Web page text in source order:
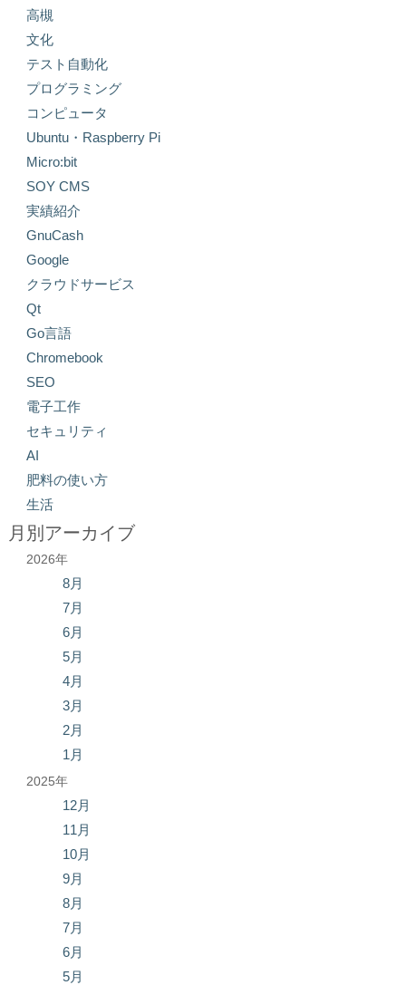
高槻
文化
テスト自動化
プログラミング
コンピュータ
Ubuntu・Raspberry Pi
Micro:bit
SOY CMS
実績紹介
GnuCash
Google
クラウドサービス
Qt
Go言語
Chromebook
SEO
電子工作
セキュリティ
AI
肥料の使い方
生活
月別アーカイブ
2026年
8月
7月
6月
5月
4月
3月
2月
1月
2025年
12月
11月
10月
9月
8月
7月
6月
5月